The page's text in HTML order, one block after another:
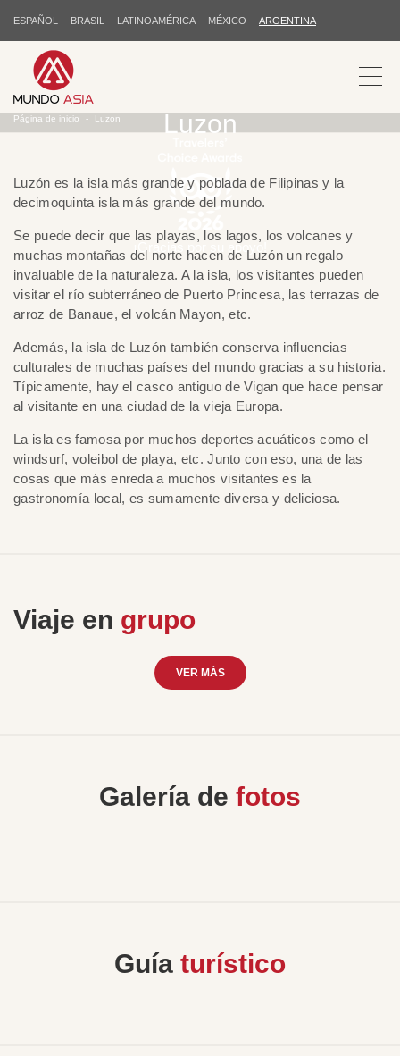
ESPAÑOL BRASIL LATINOAMÉRICA MÉXICO ARGENTINA
Luzon
Página de inicio Luzon
¡Gracias por su apoyo!
Luzón es la isla más grande y poblada de Filipinas y la
decimoquinta isla más grande del mundo.
Se puede decir que las playas, los lagos, los volcanes y
muchas montañas del norte hacen de Luzón un regalo
invaluable de la naturaleza. A la isla, los visitantes pueden
visitar el río subterráneo de Puerto Princesa, las terrazas de
arroz de Banaue, el volcán Mayon, etc.
Además, la isla de Luzón también conserva influencias
culturales de muchas países del mundo gracias a su historia.
Típicamente, hay el casco antiguo de Vigan que hace pensar
al visitante en una ciudad de la vieja Europa.
La isla es famosa por muchos deportes acuáticos como el
windsurf, voleibol de playa, etc. Junto con eso, una de las
cosas que más enreda a muchos visitantes es la
gastronomía local, es sumamente diversa y deliciosa.
Viaje en grupo
VER MÁS
Galería de fotos
Guía turístico